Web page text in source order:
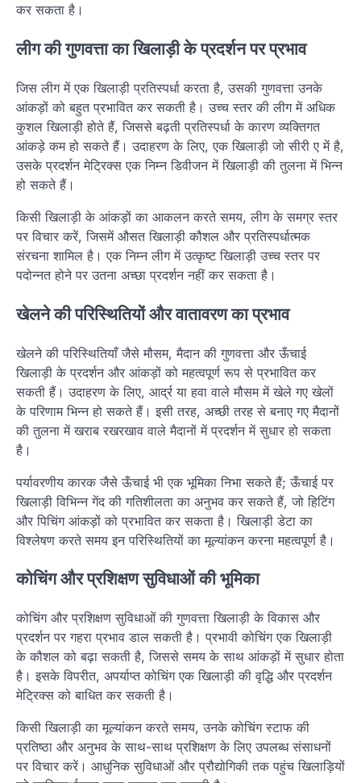
कर सकता है।
लीग की गुणवत्ता का खिलाड़ी के प्रदर्शन पर प्रभाव
जिस लीग में एक खिलाड़ी प्रतिस्पर्धा करता है, उसकी गुणवत्ता उनके
आंकड़ों को बहुत प्रभावित कर सकती है। उच्च स्तर की लीग में अधिक
कुशल खिलाड़ी होते हैं, जिससे बढ़ती प्रतिस्पर्धा के कारण व्यक्तिगत
आंकड़े कम हो सकते हैं। उदाहरण के लिए, एक खिलाड़ी जो सीरी ए में है,
उसके प्रदर्शन मेट्रिक्स एक निम्न डिवीजन में खिलाड़ी की तुलना में भिन्न
हो सकते हैं।
किसी खिलाड़ी के आंकड़ों का आकलन करते समय, लीग के समग्र स्तर
पर विचार करें, जिसमें औसत खिलाड़ी कौशल और प्रतिस्पर्धात्मक
संरचना शामिल है। एक निम्न लीग में उत्कृष्ट खिलाड़ी उच्च स्तर पर
पदोन्नत होने पर उतना अच्छा प्रदर्शन नहीं कर सकता है।
खेलने की परिस्थितियों और वातावरण का प्रभाव
खेलने की परिस्थितियाँ जैसे मौसम, मैदान की गुणवत्ता और ऊँचाई
खिलाड़ी के प्रदर्शन और आंकड़ों को महत्वपूर्ण रूप से प्रभावित कर
सकती हैं। उदाहरण के लिए, आर्द्र या हवा वाले मौसम में खेले गए खेलों
के परिणाम भिन्न हो सकते हैं। इसी तरह, अच्छी तरह से बनाए गए मैदानों
की तुलना में खराब रखरखाव वाले मैदानों में प्रदर्शन में सुधार हो सकता
है।
पर्यावरणीय कारक जैसे ऊँचाई भी एक भूमिका निभा सकते हैं; ऊँचाई पर
खिलाड़ी विभिन्न गेंद की गतिशीलता का अनुभव कर सकते हैं, जो हिटिंग
और पिचिंग आंकड़ों को प्रभावित कर सकता है। खिलाड़ी डेटा का
विश्लेषण करते समय इन परिस्थितियों का मूल्यांकन करना महत्वपूर्ण है।
कोचिंग और प्रशिक्षण सुविधाओं की भूमिका
कोचिंग और प्रशिक्षण सुविधाओं की गुणवत्ता खिलाड़ी के विकास और
प्रदर्शन पर गहरा प्रभाव डाल सकती है। प्रभावी कोचिंग एक खिलाड़ी
के कौशल को बढ़ा सकती है, जिससे समय के साथ आंकड़ों में सुधार होता
है। इसके विपरीत, अपर्याप्त कोचिंग एक खिलाड़ी की वृद्धि और प्रदर्शन
मेट्रिक्स को बाधित कर सकती है।
किसी खिलाड़ी का मूल्यांकन करते समय, उनके कोचिंग स्टाफ की
प्रतिष्ठा और अनुभव के साथ-साथ प्रशिक्षण के लिए उपलब्ध संसाधनों
पर विचार करें। आधुनिक सुविधाओं और प्रौद्योगिकी तक पहुंच खिलाड़ियों